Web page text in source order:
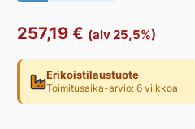
257,19 € (alv 25,5%)
Erikoistilaustuote
Toimitusaika-arvio: 6 viikkoa